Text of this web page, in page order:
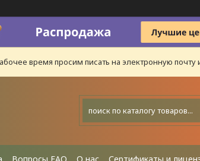
время просим писать на электронную